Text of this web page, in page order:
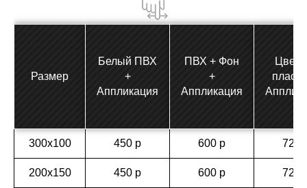
Размер
Белый ПВХ
+
Аппликация
ПВХ + Фон
+
Аппликация
300х100 450 р 600 р 720
200х150 450 р 600 р 720